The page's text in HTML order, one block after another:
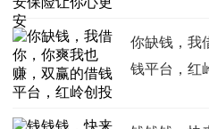
你缺钱，我
钱平台，红